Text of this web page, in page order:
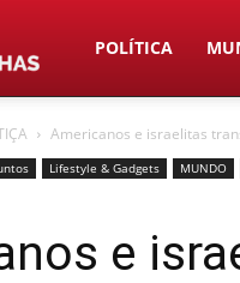
Duas
Linhas
POLÍTICA
Americanos e israelitas
Lifestyle & Gadgets MUNDO
e